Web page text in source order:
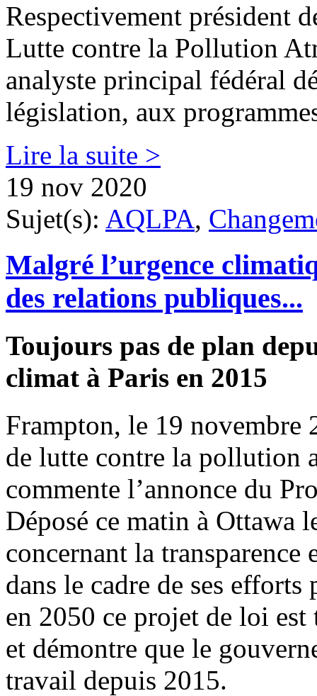
Respectivement président
Lutte contre la Pollution
analyste principal fédéral
législation, aux
Lire la suite >
19 nov 2020
Sujet(s): AQLPA,
Malgré l’urgence
des relations publiques...
Toujours pas de plan
climat à Paris en 2015
Frampton, le 19 novembre
de lutte contre la pollution
commente l’annonce du
Déposé ce matin à Ottawa
concernant la transparence
dans le cadre de ses
en 2050 ce projet de loi
et démontre que le
travail depuis 2015.